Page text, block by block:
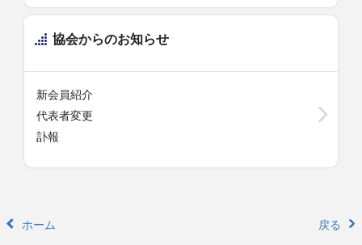
協会からのお知らせ
新会員紹介
代表者変更
訃報
ホーム 戻る